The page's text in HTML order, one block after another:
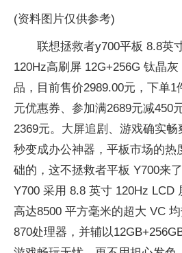
(资料图片仅供参考)
联想拯救者y700平板 8.8英
120Hz高刷屏 12G+256G 钛晶
品，目前售价2989.00元，下单1
元优惠券、参加满2689元减450
2369元。大屏追剧、游戏确实
秒变成办公神器，平板市场的热
础的，这不拯救者平板 Y700来
Y700 采用 8.8 英寸 120Hz LCD
高达8500 平方毫米的超大 VC
870处理器，并辅以